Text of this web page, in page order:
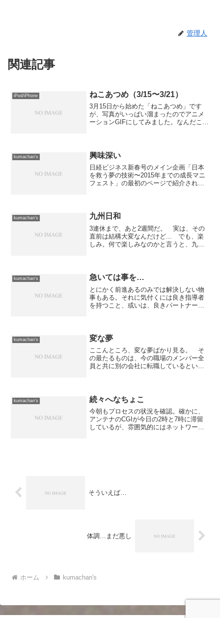
管理人
関連記事
iPod/iPhone ねこあつめ（3/15〜3/21）
3月15日から始めた「ねこあつめ」です
が、写真がいっぱい溜まったのでアニメ
ーションGIFにしてみました。なんだこり
kumachan's 興味深い
日経ビジネス新春号のメイン企画「日本
を救う夢の技術〜2015年までの成長マニ
フェスト」の最初のページで紹介されて
れているものも...
kumachan's 九州日和
3連休まで、あと2週間だ。 実は、その
直前は結構大変なんだけど... でも、楽
しみ。何で楽しみなのかと言うと、九州
権を持っているそう...
kumachan's 急いては事を…
とにかく前進あるのみでは解決しない物
事もある。それに気付くには良き指導者
を持つこと、或いは、良きパートナーに
両耳の間を素通りしてし...
kumachan's 変な夢
ここんところ、変な夢ばかり見る。 そ
の最たるものは、今の職場のメンバー全
員と共に別の会社に転職しているという
いという気持ちがあるわけ...
kumachan's 続々へなちょこ
今朝もプロセスの状況を確認。確かに、
アンテナのCGIが今日の2時と7時に滞留
しているが、雰囲気的にはネットワーク
そういえば…
体調…まだ悪し
ホーム kumachan's